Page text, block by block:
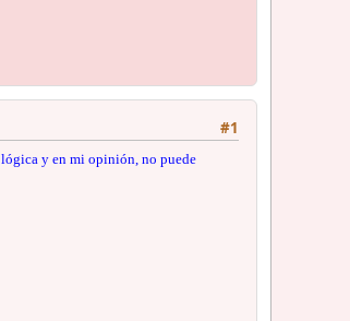
#1
lógica y en mi opinión, no puede